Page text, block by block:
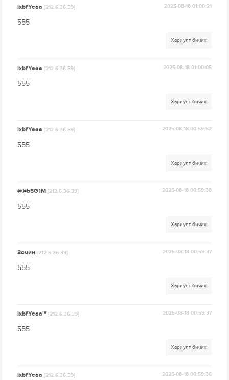
lxbfYeaa[212.6.36.39] 2025-08-18 01:00:21
555
Хариулт бичих
lxbfYeaa[212.6.36.39] 2025-08-18 01:00:05
555
Хариулт бичих
lxbfYeaa[212.6.36.39] 2025-08-18 00:59:52
555
Хариулт бичих
@@bSG1M[212.6.36.39] 2025-08-18 00:59:38
555
Хариулт бичих
Зочин[212.6.36.39] 2025-08-18 00:59:37
555
Хариулт бичих
lxbfYeaa'"[212.6.36.39] 2025-08-18 00:59:37
555
Хариулт бичих
lxbfYeaa[212.6.36.39] 2025-08-18 00:59:36